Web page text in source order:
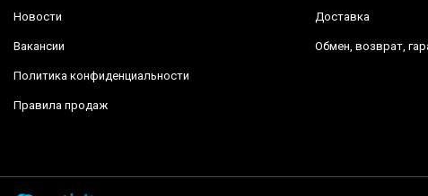
Новости
Вакансии
Политика конфиденциальности
Правила продаж
Доставка
Обмен, возврат,